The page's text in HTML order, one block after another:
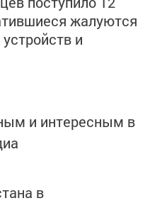
жалуются
и
и интересным в
в